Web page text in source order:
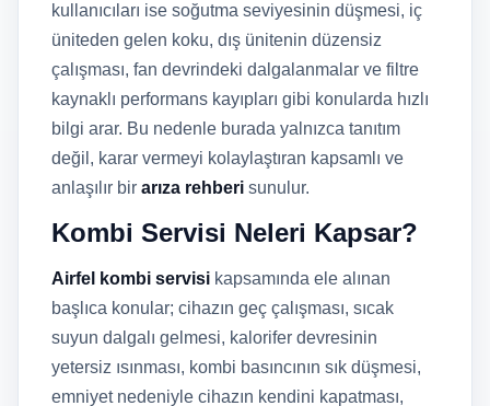
kullanıcıları ise soğutma seviyesinin düşmesi, iç
üniteden gelen koku, dış ünitenin düzensiz
çalışması, fan devrindeki dalgalanmalar ve filtre
kaynaklı performans kayıpları gibi konularda hızlı
bilgi arar. Bu nedenle burada yalnızca tanıtım
değil, karar vermeyi kolaylaştıran kapsamlı ve
anlaşılır bir arıza rehberi sunulur.
Kombi Servisi Neleri Kapsar?
Airfel kombi servisi kapsamında ele alınan
başlıca konular; cihazın geç çalışması, sıcak
suyun dalgalı gelmesi, kalorifer devresinin
yetersiz ısınması, kombi basıncının sık düşmesi,
emniyet nedeniyle cihazın kendini kapatması,